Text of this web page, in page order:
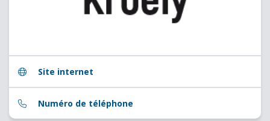
Site internet
Numéro de téléphone